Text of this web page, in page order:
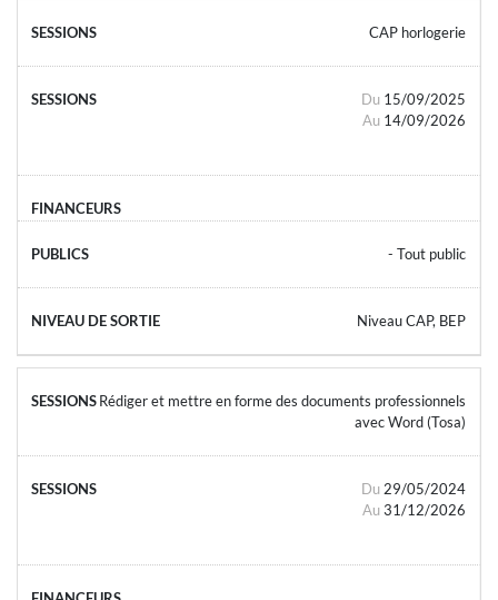
CAP horlogerie
Du 15/09/2025
Au 14/09/2026
- Tout public
Niveau CAP, BEP
Rédiger et mettre en forme des documents professionnels
avec Word (Tosa)
Du 29/05/2024
Au 31/12/2026